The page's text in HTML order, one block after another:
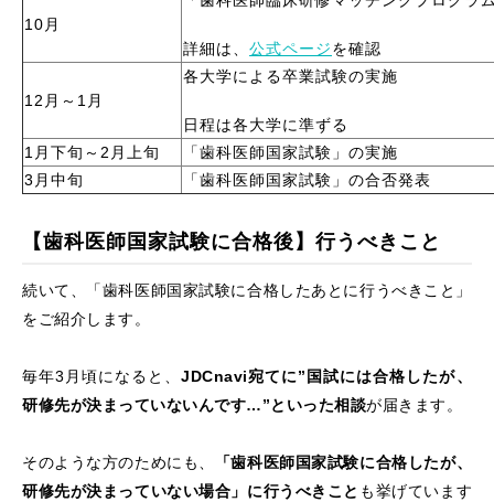
10月
詳細は、 公式ページを確認
12月～1月
各大学による卒業試験の実施
日程は各大学に準ずる
1月下旬～2月上旬
「歯科医師国家試験」の実施
3月中旬
「歯科医師国家試験」の合否発表
【歯科医師国家試験に合格後】行うべきこと
続いて、「歯科医師国家試験に合格したあとに行うべきこと」
をご紹介します。
毎年3月頃になると、JDCnavi宛てに”国試には合格したが、
研修先が決まっていないんです…”といった相談が届きます。
そのような方のためにも、
「歯科医師国家試験に合格したが、
研修先が決まっていない場合」に行うべきこと も挙げています